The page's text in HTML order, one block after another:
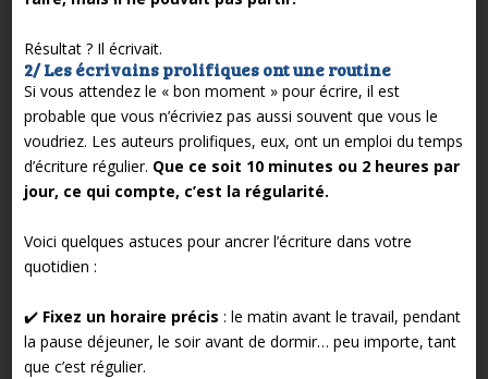
Résultat ? Il écrivait.
2/ Les écrivains prolifiques ont une routine
Si vous attendez le « bon moment » pour écrire, il est
probable que vous n’écriviez pas aussi souvent que vous le
voudriez. Les auteurs prolifiques, eux, ont un emploi du temps
d’écriture régulier. Que ce soit 10 minutes ou 2 heures par
jour, ce qui compte, c’est la régularité.
Voici quelques astuces pour ancrer l’écriture dans votre
quotidien :
✔️ Fixez un horaire précis : le matin avant le travail, pendant
la pause déjeuner, le soir avant de dormir… peu importe, tant
que c’est régulier.